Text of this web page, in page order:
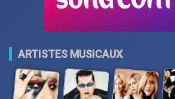
ARTISTES MUSICAUX